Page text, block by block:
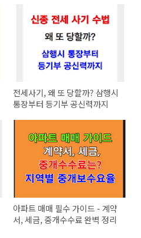
전세사기, 왜 또 당할까? 삼행시
통장부터 등기부 공신력까지
아파트 매매 필수 가이드 - 계약
서, 세금, 중개수수료 완벽 정리